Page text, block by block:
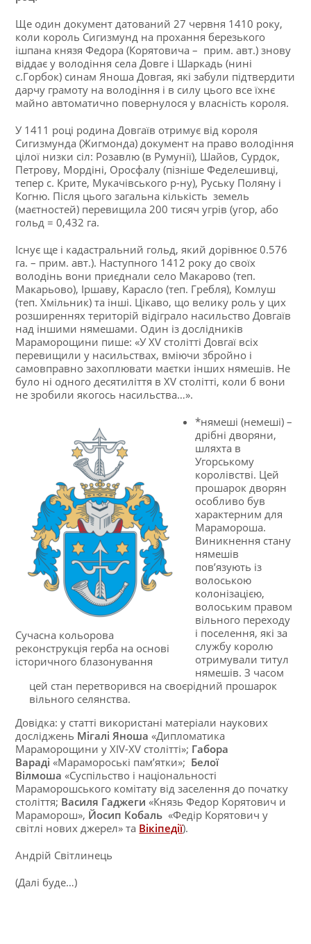
Ще один документ датований 27 червня 1410 року,
коли король Сигизмунд на прохання березького
ішпана князя Федора (Корятовича – прим. авт.) знову
віддає у володіння села Довге і Шаркадь (нині
с.Горбок) синам Яноша Довгая, які забули підтвердити
дарчу грамоту на володіння і в силу цього все їхнє
майно автоматично повернулося у власність короля.
У 1411 році родина Довгаїв отримує від короля
Сигизмунда (Жигмонда) документ на право володіння
цілої низки сіл: Розавлю (в Румунії), Шайов, Сурдок,
Петрову, Мордіні, Оросфалу (пізніше Феделешивці,
тепер с. Крите, Мукачівського р-ну), Руську Поляну і
Когню. Після цього загальна кількість земель
(маєтностей) перевищила 200 тисяч угрів (угор, або
гольд = 0,432 га.
Існує ще і кадастральний гольд, який дорівнює 0.576
га. – прим. авт.). Наступного 1412 року до своїх
володінь вони приєднали село Макарово (теп.
Макарьово), Іршаву, Карасло (теп. Гребля), Комлуш
(теп. Хмільник) та інші. Цікаво, що велику роль у цих
розширеннях територій відіграло насильство Довгаїв
над іншими нямешами. Один із дослідників
Мараморощини пише: «У XV столітті Довгаї всіх
перевищили у насильствах, вміючи збройно і
самовправно захоплювати маєтки інших нямешів. Не
було ні одного десятиліття в XV столітті, коли б вони
не зробили якогось насильства…».
Сучасна кольорова
реконструкція герба на основі
історичного блазонування
*нямеші (немеші) –
дрібні дворяни,
шляхта в
Угорському
королівстві. Цей
прошарок дворян
особливо був
характерним для
Марамороша.
Виникнення стану
нямешів
пов’язують із
волоською
колонізацією,
волоським правом
вільного переходу
і поселення, які за
службу королю
отримували титул
нямешів. З часом
цей стан перетворився на своєрідний прошарок
вільного селянства.
Довідка: у статті використані матеріали наукових
досліджень Мігалі Яноша «Дипломатика
Мараморощини у XIV-XV столітті»; Габора
Вараді «Марамороські пам’ятки»; Белої
Вілмоша «Суспільство і національності
Мараморошського комітату від заселення до початку
століття; Василя Гаджеги «Князь Федор Корятович и
Мараморош», Йосип Кобаль «Федір Корятович у
світлі нових джерел» та Вікіпедії).
Андрій Світлинець
(Далі буде…)